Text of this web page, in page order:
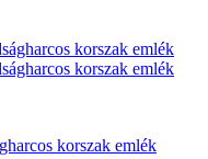
korszak emlék